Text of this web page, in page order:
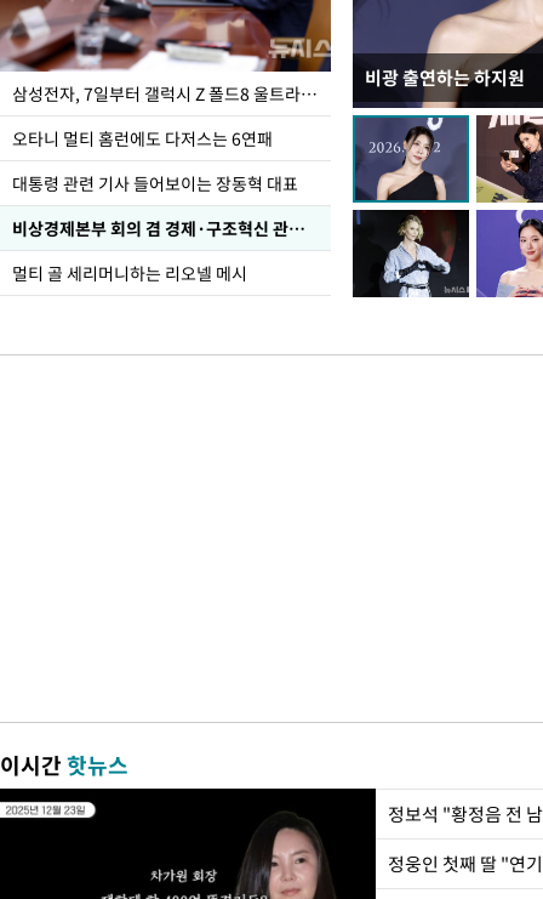
삼성전자, 7일부터 갤럭시 Z 폴드8 울트라·폴드8·플립8 출시
오타니 멀티 홈런에도 다저스는 6연패
대통령 관련 기사 들어보이는 장동혁 대표
비상경제본부 회의 겸 경제·구조혁신 관계장관회의
멀티 골 세리머니하는 리오넬 메시
비광 출연하는 하지원
이재명 대통령, "수사
선 다해 강구해야"
이시간핫뉴스
정웅인 첫째 딸 "연